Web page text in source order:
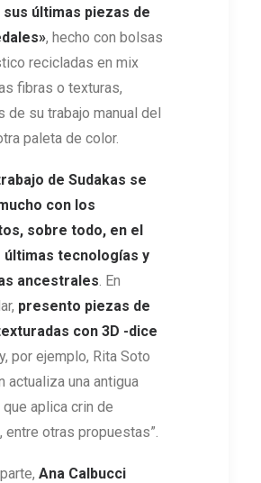
sus últimas piezas de
, hecho con bolsas
recicladas en mix
fibras o texturas,
de su trabajo manual del
paleta de color.
de Sudakas se
con los
sobre todo, en el
últimas tecnologías y
ancestrales. En
presento piezas de
con 3D -dice
y, por ejemplo, Rita Soto
actualiza una antigua
aplica crin de
entre otras propuestas”.
Ana Calbucci